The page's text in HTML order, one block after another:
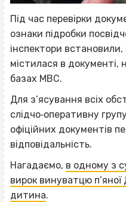
Під час перевірки
ознаки підробки
інспектори встановили,
містилася в документі,
базах МВС.
Для з’ясування всіх
слідчо‐оперативну
офіційних документів
відповідальність.
Нагадаємо, в одному з
вирок винуватцю п’яної
дитина.